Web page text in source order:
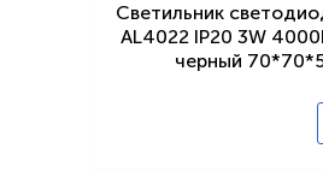
Светильник
AL4022 IP20 3W
черный